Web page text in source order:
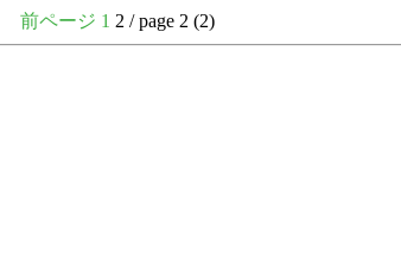
前ページ 1 2 / page 2 (2)